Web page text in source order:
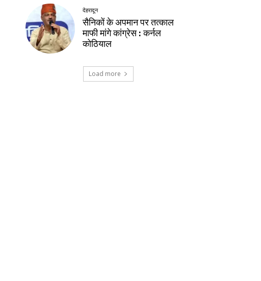
देहरादून
सैनिकों के अपमान पर तत्काल
माफी मांगे कांग्रेस : कर्नल
कोठियाल
Load more